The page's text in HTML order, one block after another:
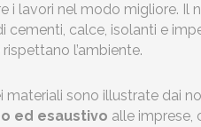
i lavori nel modo migliore. Il
cementi, calce, isolanti e
l’ambiente.
materiali sono illustrate dai
ed esaustivo alle imprese,